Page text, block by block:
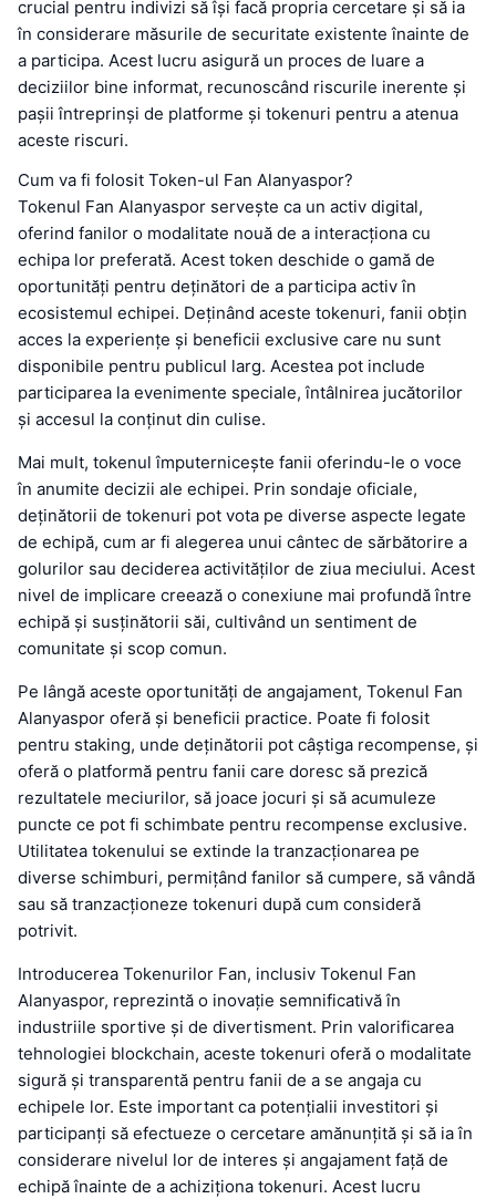
crucial pentru indivizi să își facă propria cercetare și să ia
în considerare măsurile de securitate existente înainte de
a participa. Acest lucru asigură un proces de luare a
deciziilor bine informat, recunoscând riscurile inerente și
pașii întreprinși de platforme și tokenuri pentru a atenua
aceste riscuri.
Cum va fi folosit Token-ul Fan Alanyaspor?
Tokenul Fan Alanyaspor servește ca un activ digital,
oferind fanilor o modalitate nouă de a interacționa cu
echipa lor preferată. Acest token deschide o gamă de
oportunități pentru deținători de a participa activ în
ecosistemul echipei. Deținând aceste tokenuri, fanii obțin
acces la experiențe și beneficii exclusive care nu sunt
disponibile pentru publicul larg. Acestea pot include
participarea la evenimente speciale, întâlnirea jucătorilor
și accesul la conținut din culise.
Mai mult, tokenul împuternicește fanii oferindu-le o voce
în anumite decizii ale echipei. Prin sondaje oficiale,
deținătorii de tokenuri pot vota pe diverse aspecte legate
de echipă, cum ar fi alegerea unui cântec de sărbătorire a
golurilor sau deciderea activităților de ziua meciului. Acest
nivel de implicare creează o conexiune mai profundă între
echipă și susținătorii săi, cultivând un sentiment de
comunitate și scop comun.
Pe lângă aceste oportunități de angajament, Tokenul Fan
Alanyaspor oferă și beneficii practice. Poate fi folosit
pentru staking, unde deținătorii pot câștiga recompense, și
oferă o platformă pentru fanii care doresc să prezică
rezultatele meciurilor, să joace jocuri și să acumuleze
puncte ce pot fi schimbate pentru recompense exclusive.
Utilitatea tokenului se extinde la tranzacționarea pe
diverse schimburi, permițând fanilor să cumpere, să vândă
sau să tranzacționeze tokenuri după cum consideră
potrivit.
Introducerea Tokenurilor Fan, inclusiv Tokenul Fan
Alanyaspor, reprezintă o inovație semnificativă în
industriile sportive și de divertisment. Prin valorificarea
tehnologiei blockchain, aceste tokenuri oferă o modalitate
sigură și transparentă pentru fanii de a se angaja cu
echipele lor. Este important ca potențialii investitori și
participanți să efectueze o cercetare amănunțită și să ia în
considerare nivelul lor de interes și angajament față de
echipă înainte de a achiziționa tokenuri. Acest lucru